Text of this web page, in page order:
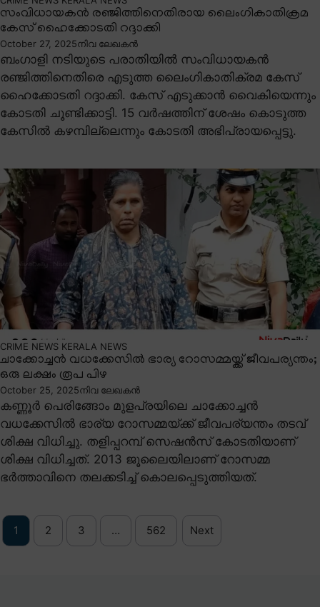
സംവിധായകൻ രഞ്ജിത്തിനെതിരായ ലൈംഗികാതിക്രമ
കേസ് ഹൈക്കോടതി റദ്ദാക്കി
October 27, 2025നിവ ലേഖകൻ
ബംഗാളി നടിയുടെ പരാതിയിൽ സംവിധായകൻ
രഞ്ജിത്തിനെതിരെ എടുത്ത ലൈംഗികാതിക്രമ കേസ്
ഹൈക്കോടതി റദ്ദാക്കി. കേസ് എടുക്കാൻ വൈകിയെന്നും
കോടതി ചൂണ്ടിക്കാട്ടി. 15 വർഷത്തിന് ശേഷം കൊടുത്ത
കേസിൽ കഴമ്പില്ലെന്നും കോടതി അഭിപ്രായപ്പെട്ടു.
CRIME NEWS KERALA NEWS
ചാക്കോച്ചൻ വധക്കേസിൽ ഭാര്യ റോസമ്മയ്ക്ക് ജീവപര്യന്തം;
ഒരു ലക്ഷം രൂപ പിഴ
October 25, 2025നിവ ലേഖകൻ
കണ്ണൂർ പെരിങ്ങോം മുളപ്രയിലെ ചാക്കോച്ചൻ
വധക്കേസിൽ ഭാര്യ റോസമ്മയ്ക്ക് ജീവപര്യന്തം തടവ്
ശിക്ഷ വിധിച്ചു. തളിപ്പറമ്പ് സെഷൻസ് കോടതിയാണ്
ശിക്ഷ വിധിച്ചത്. 2013 ജൂലൈയിലാണ് റോസമ്മ
ഭർത്താവിനെ തലക്കടിച്ച് കൊലപ്പെടുത്തിയത്.
1 2 3 … 562 Next